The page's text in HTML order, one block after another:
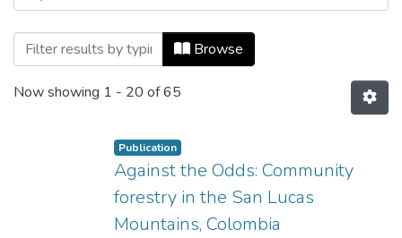
Browsing Políticas y Desarrollo by Title
Browse
Now showing 1 - 20 of 65
Publication
Against the Odds: Community
forestry in the San Lucas
Mountains, Colombia